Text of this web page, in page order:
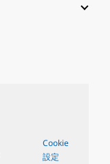
Cookie
設定